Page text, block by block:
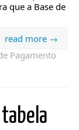
que a Base de
read more →
Pagamento
tabela